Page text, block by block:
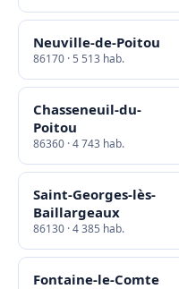
Neuville-de-Poitou
86170 · 5 513 hab.
Chasseneuil-du-
Poitou
86360 · 4 743 hab.
Saint-Georges-lès-
Baillargeaux
86130 · 4 385 hab.
Fontaine-le-Comte